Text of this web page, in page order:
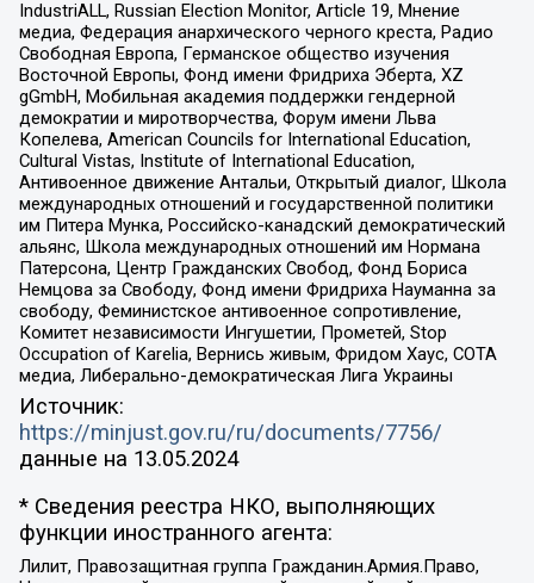
IndustriALL, Russian Election Monitor, Article 19, Мнение
медиа, Федерация анархического черного креста, Радио
Свободная Европа, Германское общество изучения
Восточной Европы, Фонд имени Фридриха Эберта, XZ
gGmbH, Мобильная академия поддержки гендерной
демократии и миротворчества, Форум имени Льва
Копелева, American Councils for International Education,
Cultural Vistas, Institute of International Education,
Антивоенное движение Антальи, Открытый диалог, Школа
международных отношений и государственной политики
им Питера Мунка, Российско-канадский демократический
альянс, Школа международных отношений им Нормана
Патерсона, Центр Гражданских Свобод, Фонд Бориса
Немцова за Свободу, Фонд имени Фридриха Науманна за
свободу, Феминистское антивоенное сопротивление,
Комитет независимости Ингушетии, Прометей, Stop
Occupation of Karelia, Вернись живым, Фридом Хаус, СОТА
медиа, Либерально-демократическая Лига Украины
Источник:
https://minjust.gov.ru/ru/documents/7756/
данные на 13.05.2024
* Сведения реестра НКО, выполняющих
функции иностранного агента:
Лилит, Правозащитная группа Гражданин.Армия.Право,